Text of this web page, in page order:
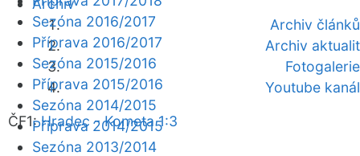
Archiv
Archiv článků
Archiv aktualit
Fotogalerie
Youtube kanál
ČF1:Hradec - Kometa 1:3
Sezóna 2016/2017
Příprava 2016/2017
Sezóna 2015/2016
Příprava 2015/2016
Sezóna 2014/2015
Příprava 2014/2015
Sezóna 2013/2014